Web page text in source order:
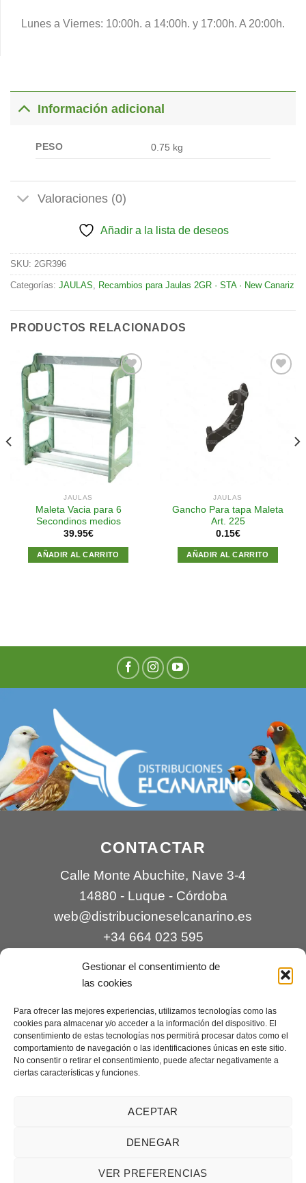
Gestionar el consentimiento de
las cookies
Para ofrecer las mejores experiencias, utilizamos tecnologías como las
cookies para almacenar y/o acceder a la información del dispositivo. El
consentimiento de estas tecnologías nos permitirá procesar datos como el
comportamiento de navegación o las identificaciones únicas en este sitio.
No consentir o retirar el consentimiento, puede afectar negativamente a
ciertas características y funciones.
ACEPTAR
DENEGAR
VER PREFERENCIAS
Lunes a Viernes: 10:00h. a 14:00h. y 17:00h. A 20:00h.
Información adicional
PESO 0.75 kg
Valoraciones (0)
Añadir a la lista de deseos
SKU: 2GR396
Categorías: JAULAS, Recambios para Jaulas 2GR · STA · New Canariz
PRODUCTOS RELACIONADOS
Añadir
a la
lista de
deseos
JAULAS
Maleta Vacia para 6
Secondinos medios
39.95€
AÑADIR AL CARRITO
JAULAS
Gancho Para tapa Maleta
Art. 225
0.15€
AÑADIR AL CARRITO
CONTACTAR
Calle Monte Abuchite, Nave 3-4
14880 - Luque - Córdoba
web@distribucioneselcanarino.es
+34 664 023 595
Contacto|Incidencias|Devoluciones |
Condiciones generales
Mantenimiento web a cargo deCreaciones Digitales – mantenimiento web
Política de privacidad |Condiciones generales de